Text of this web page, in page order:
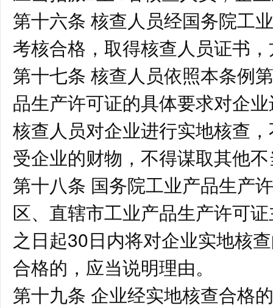
第十六条 核查人员经国务院工
考核合格，取得核查人员证书
第十七条 核查人员依照本条例
品生产许可证的具体要求对企
核查人员对企业进行实地核查
受企业的财物，不得谋取其他
第十八条 国务院工业产品生产
区、直辖市工业产品生产许可
之日起30日内将对企业实地核
合格的，应当说明理由。
第十九条 企业经实地核查合格